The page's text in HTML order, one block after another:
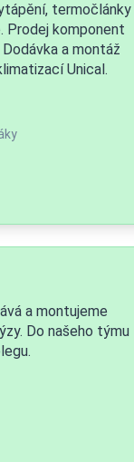
termočlánky
Prodej komponent
a montáž
Unical.
a montujeme
Do našeho týmu